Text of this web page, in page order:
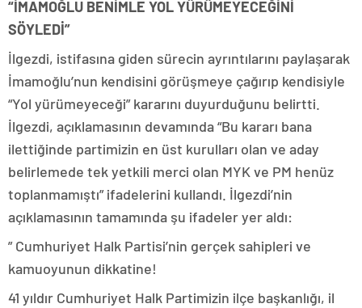
“İMAMOĞLU BENİMLE YOL YÜRÜMEYECEĞİNİ
SÖYLEDİ”
İlgezdi, istifasına giden sürecin ayrıntılarını paylaşarak
İmamoğlu’nun kendisini görüşmeye çağırıp kendisiyle
“Yol yürümeyeceği” kararını duyurduğunu belirtti.
İlgezdi, açıklamasının devamında “Bu kararı bana
ilettiğinde partimizin en üst kurulları olan ve aday
belirlemede tek yetkili merci olan MYK ve PM henüz
toplanmamıştı” ifadelerini kullandı. İlgezdi’nin
açıklamasının tamamında şu ifadeler yer aldı:
” Cumhuriyet Halk Partisi’nin gerçek sahipleri ve
kamuoyunun dikkatine!
41 yıldır Cumhuriyet Halk Partimizin ilçe başkanlığı, il